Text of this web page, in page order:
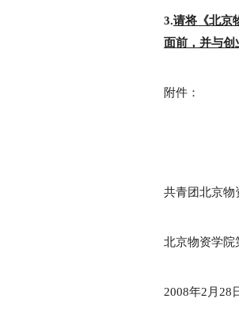
3.请将《北京
面前，并与创
附件：
共青团北京物
北京物资学院
2008年2月28